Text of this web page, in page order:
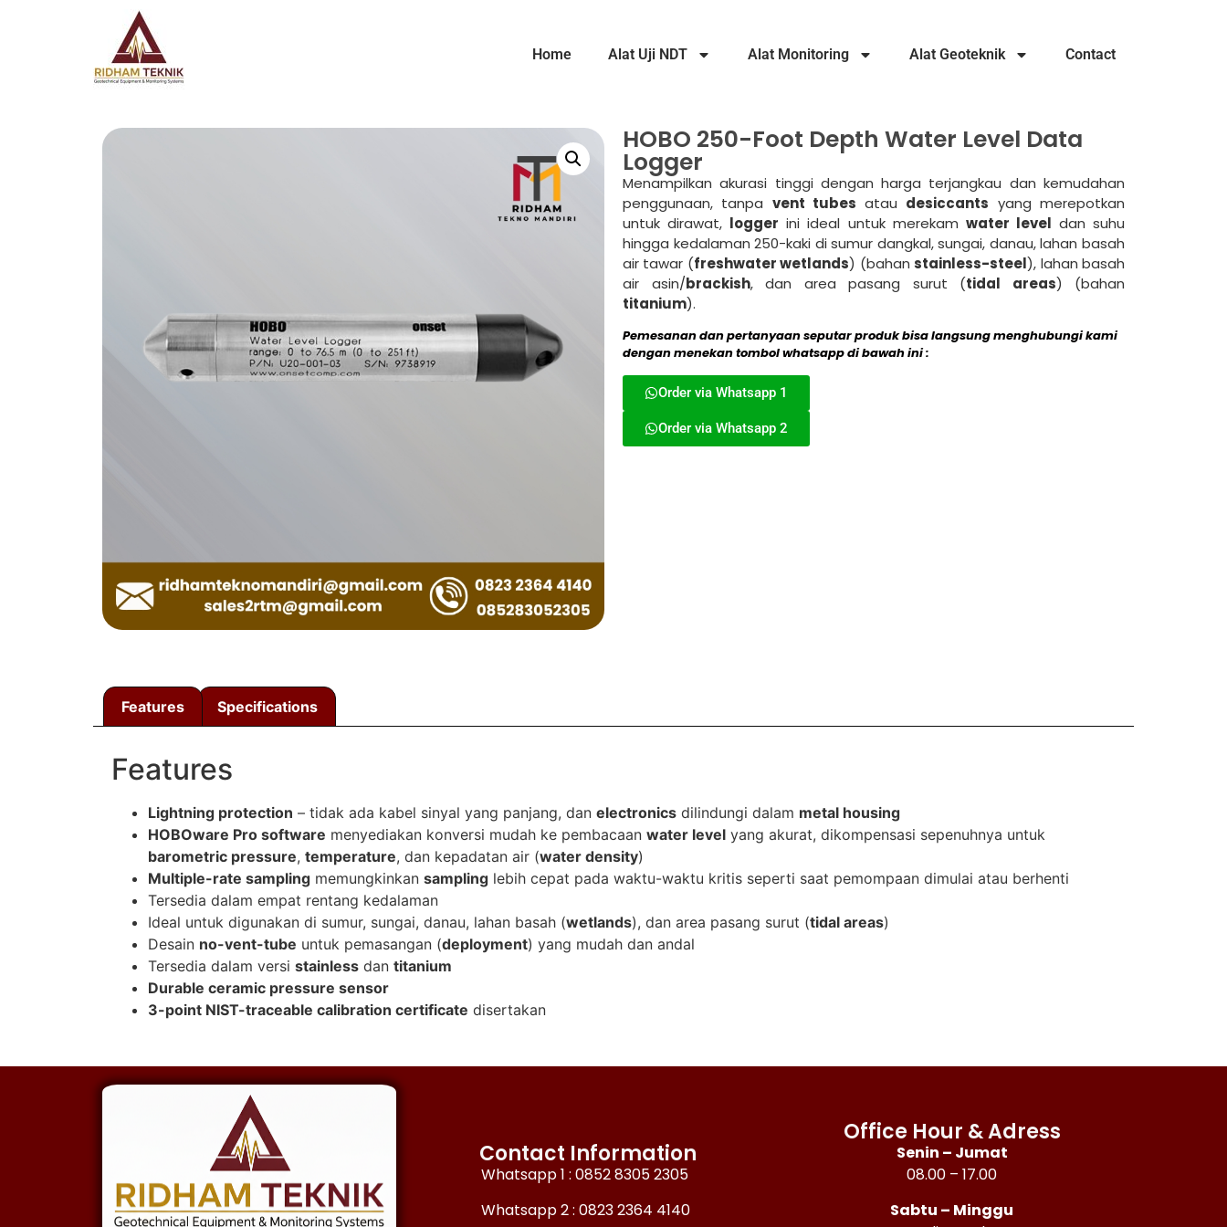
Home Alat Uji NDT Alat Monitoring Alat Geoteknik Contact
HOBO 250-Foot Depth Water Level Data
Logger
Menampilkan akurasi tinggi dengan harga terjangkau dan kemudahan
penggunaan, tanpa vent tubes atau desiccants yang merepotkan
untuk dirawat, logger ini ideal untuk merekam water level dan suhu
hingga kedalaman 250-kaki di sumur dangkal, sungai, danau, lahan basah
air tawar (freshwater wetlands) (bahanstainless-steel), lahan basah
air asin/brackish, dan area pasang surut (tidal areas) (bahan
titanium).
Pemesanan dan pertanyaan seputar produk bisa langsung menghubungi kami
dengan menekan tombol whatsapp di bawah ini :
Order via Whatsapp 1
Order via Whatsapp 2
Features Specifications
Features
Lightning protection – tidak ada kabel sinyal yang panjang, dan electronics dilindungi dalam metal housing
HOBOware Pro software menyediakan konversi mudah ke pembacaan water level yang akurat, dikompensasi sepenuhnya untuk
barometric pressure, temperature, dan kepadatan air (water density)
Multiple-rate sampling memungkinkan sampling lebih cepat pada waktu-waktu kritis seperti saat pemompaan dimulai atau berhenti
Tersedia dalam empat rentang kedalaman
Ideal untuk digunakan di sumur, sungai, danau, lahan basah (wetlands), dan area pasang surut (tidal areas)
Desain no-vent-tube untuk pemasangan (deployment) yang mudah dan andal
Tersedia dalam versi stainless dan titanium
Durable ceramic pressure sensor
3-point NIST-traceable calibration certificate disertakan
Contact Information
Whatsapp 1 : 0852 8305 2305
Whatsapp 2 : 0823 2364 4140
Office Hour & Adress
Senin – Jumat
08.00 – 17.00
Sabtu – Minggu